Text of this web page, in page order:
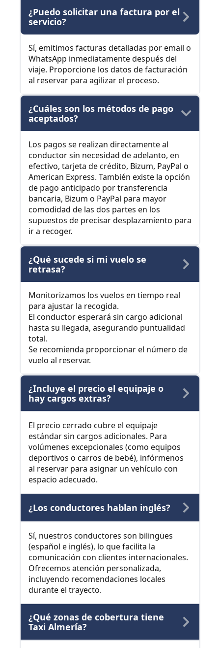
¿Puedo solicitar una factura por el
servicio?
Sí, emitimos facturas detalladas por email o
WhatsApp inmediatamente después del
viaje. Proporcione los datos de facturación
al reservar para agilizar el proceso.
¿Cuáles son los métodos de pago
aceptados?
Los pagos se realizan directamente al
conductor sin necesidad de adelanto, en
efectivo, tarjeta de crédito, Bizum, PayPal o
American Express. También existe la opción
de pago anticipado por transferencia
bancaria, Bizum o PayPal para mayor
comodidad de las dos partes en los
supuestos de precisar desplazamiento para
ir a recoger.
¿Qué sucede si mi vuelo se
retrasa?
Monitorizamos los vuelos en tiempo real
para ajustar la recogida.
El conductor esperará sin cargo adicional
hasta su llegada, asegurando puntualidad
total.
Se recomienda proporcionar el número de
vuelo al reservar.
¿Incluye el precio el equipaje o
hay cargos extras?
El precio cerrado cubre el equipaje
estándar sin cargos adicionales. Para
volúmenes excepcionales (como equipos
deportivos o carros de bebé), infórmenos
al reservar para asignar un vehículo con
espacio adecuado.
¿Los conductores hablan inglés?
Sí, nuestros conductores son bilingües
(español e inglés), lo que facilita la
comunicación con clientes internacionales.
Ofrecemos atención personalizada,
incluyendo recomendaciones locales
durante el trayecto.
¿Qué zonas de cobertura tiene
Taxi Almería?